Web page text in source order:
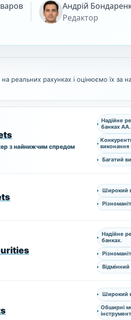
Андрій
Редактор
реальних рахунках і оцінюємо їх за
з найнижчим спредом
Надійне
банках AA.
виконання
Багатий
Широкий
Надійне
банках.
Широкий
Обширні